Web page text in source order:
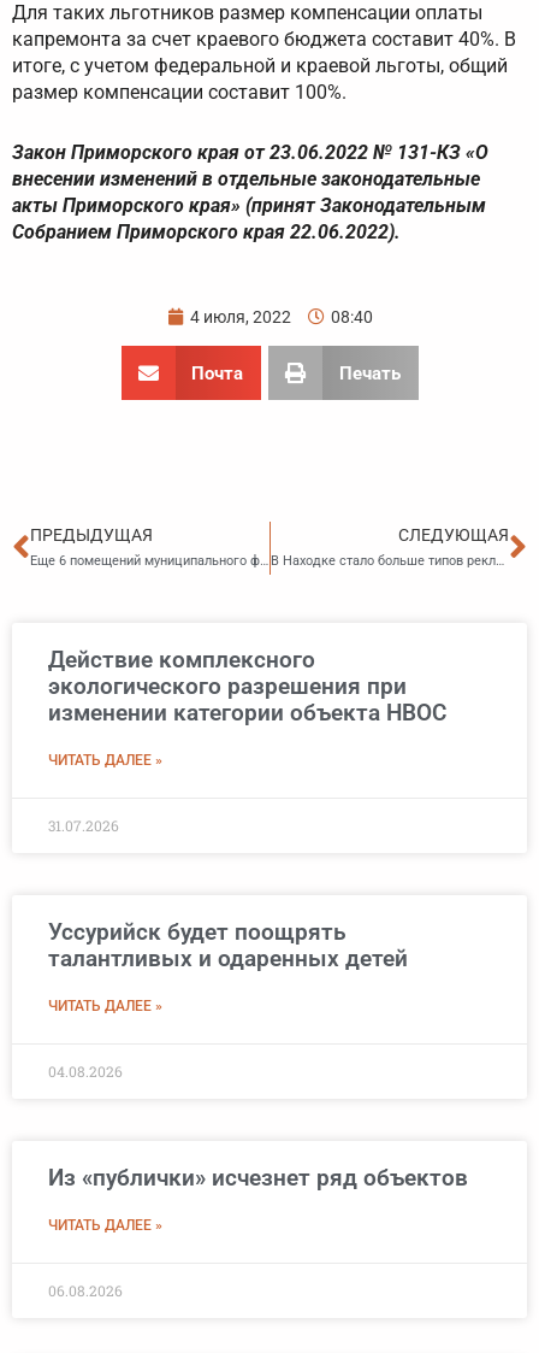
Для таких льготников размер компенсации оплаты
капремонта за счет краевого бюджета составит 40%. В
итоге, с учетом федеральной и краевой льготы, общий
размер компенсации составит 100%.
Закон Приморского края от 23.06.2022 № 131-КЗ «О
внесении изменений в отдельные законодательные
акты Приморского края» (принят Законодательным
Собранием Приморского края 22.06.2022).
4 июля, 2022 08:40
Почта Печать
Пред
ПРЕДЫДУЩАЯ
Еще 6 помещений муниципального фонда отремонтируют в этом году во Владивостоке
СЛЕДУЮЩАЯ
В Находке стало больше типов рекламных конструкций, которые можно устанавливать на зданиях
Действие комплексного
экологического разрешения при
изменении категории объекта НВОС
ЧИТАТЬ ДАЛЕЕ »
31.07.2026
Уссурийск будет поощрять
талантливых и одаренных детей
ЧИТАТЬ ДАЛЕЕ »
04.08.2026
Из «публички» исчезнет ряд объектов
ЧИТАТЬ ДАЛЕЕ »
06.08.2026